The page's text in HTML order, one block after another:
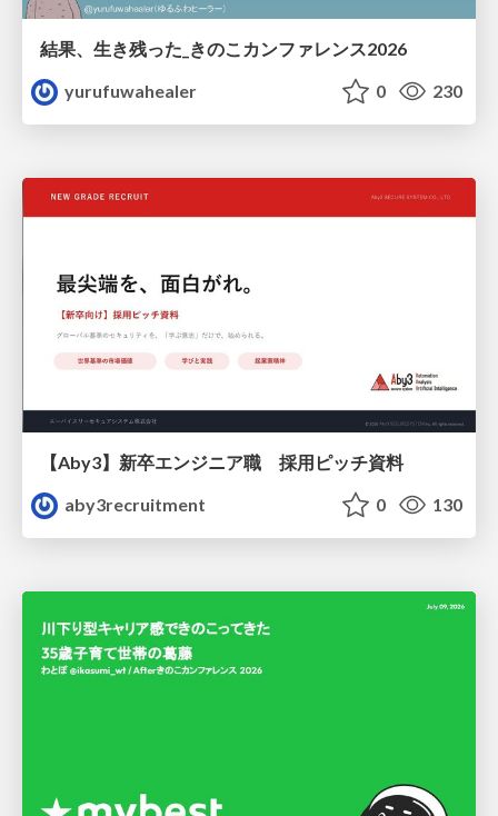
結果、生き残った_きのこカンファレンス2026
yurufuwahealer
0 230
【Aby3】新卒エンジニア職 採用ピッチ資料
aby3recruitment
0 130